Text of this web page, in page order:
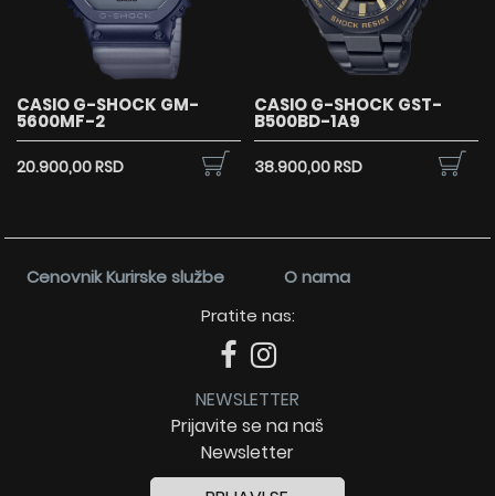
CASIO G-SHOCK GM-
5600MF-2
20.900,00 RSD
CASIO G-SHOCK GST-
B500BD-1A9
38.900,00 RSD
Cenovnik Kurirske službe
O nama
Pratite nas:
NEWSLETTER
Prijavite se na naš
Newsletter